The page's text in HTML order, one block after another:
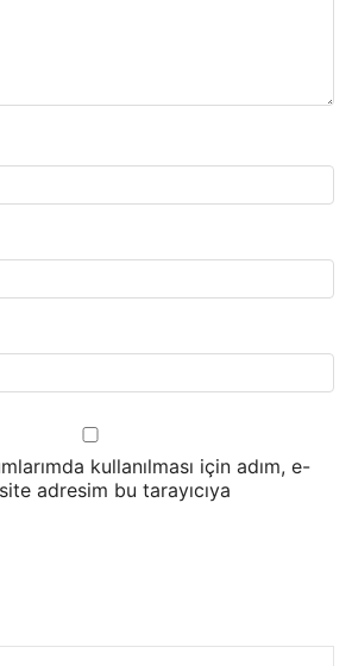
kullanılması için adım, e-
adresim bu tarayıcıya